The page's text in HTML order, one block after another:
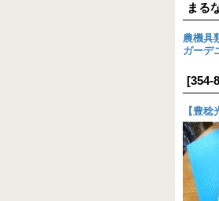
まる
農機具
ガーデ
[354-
【豊稔